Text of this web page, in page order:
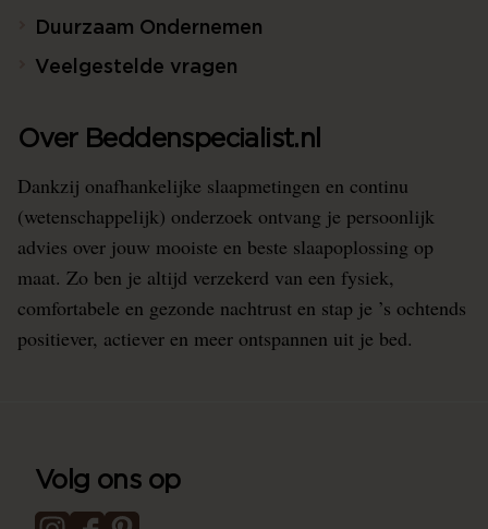
Duurzaam Ondernemen
Veelgestelde vragen
Over Beddenspecialist.nl
Dankzij onafhankelijke slaapmetingen en continu
(wetenschappelijk) onderzoek ontvang je persoonlijk
advies over jouw mooiste en beste slaapoplossing op
maat. Zo ben je altijd verzekerd van een fysiek,
comfortabele en gezonde nachtrust en stap je ’s ochtends
positiever, actiever en meer ontspannen uit je bed.
Volg ons op